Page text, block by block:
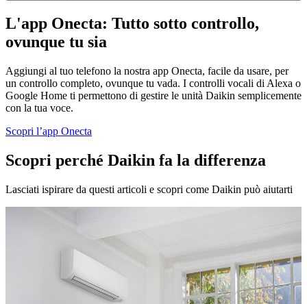
L'app Onecta: Tutto sotto controllo,
ovunque tu sia
Aggiungi al tuo telefono la nostra app Onecta, facile da usare, per
un controllo completo, ovunque tu vada. I controlli vocali di Alexa o
Google Home ti permettono di gestire le unità Daikin semplicemente
con la tua voce.
Scopri l’app Onecta
Scopri perché Daikin fa la differenza
Lasciati ispirare da questi articoli e scopri come Daikin può aiutarti